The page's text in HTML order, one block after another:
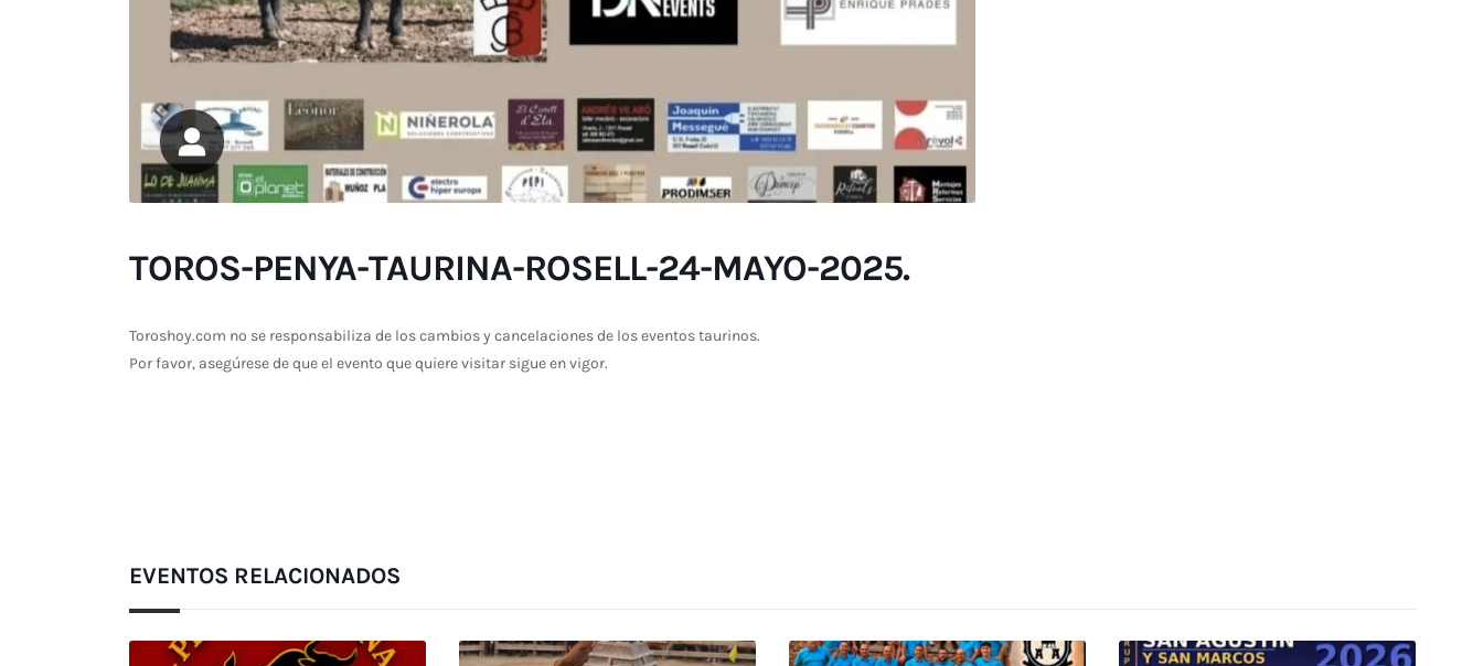
TOROS-PENYA-TAURINA-ROSELL-24-MAYO-2025.
Toroshoy.com no se responsabiliza de los cambios y cancelaciones de los eventos taurinos.
Por favor, asegúrese de que el evento que quiere visitar sigue en vigor.
EVENTOS RELACIONADOS